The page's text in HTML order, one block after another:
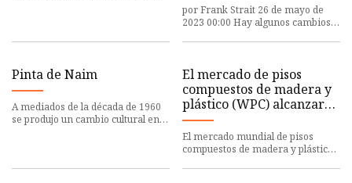
por Frank Strait 26 de mayo de
2023 00:00 Hay algunos cambios
Pinta de Naim
A mediados de la década de 1960
se produjo un cambio cultural en
El mercado de pisos
compuestos de madera y
plástico (WPC) alcanzará
una valoración de US $
4.19 mil millones para
2033
El mercado mundial de pisos
compuestos de madera y plástico